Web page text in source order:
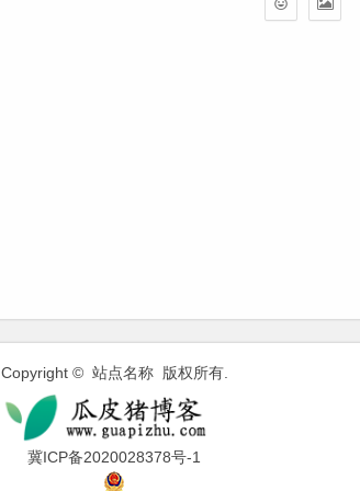
Copyright © 站点名称 版权所有.
冀ICP备2020028378号-1